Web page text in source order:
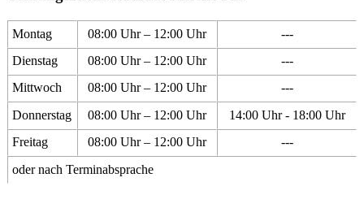
Montag 08:00 Uhr – 12:00 Uhr
---
Dienstag
08:00 Uhr – 12:00 Uhr
---
Mittwoch
08:00 Uhr – 12:00 Uhr
---
Donnerstag
08:00 Uhr – 12:00 Uhr
14:00 Uhr - 18:00 Uhr
Freitag
08:00 Uhr – 12:00 Uhr
---
oder nach Terminabsprache